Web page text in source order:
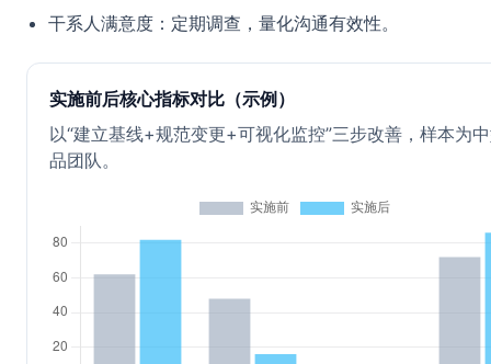
干系人满意度：定期调查，量化沟通有效性。
实施前后核心指标对比（示例）
以“建立基线+规范变更+可视化监控”三步改善，样本为
品团队。